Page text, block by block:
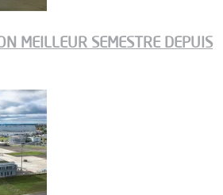
MEILLEUR SEMESTRE DEPUIS